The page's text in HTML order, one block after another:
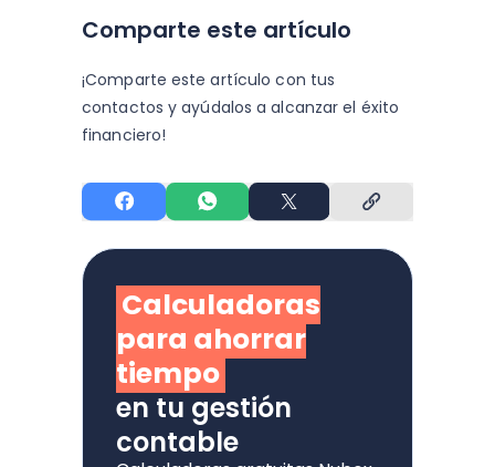
Comparte este artículo
¡Comparte este artículo con tus
contactos y ayúdalos a alcanzar el éxito
financiero!
Calculadoras
para ahorrar
tiempo
en tu gestión
contable